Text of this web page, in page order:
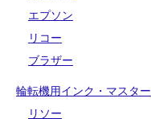
エプソン
リコー
ブラザー
輪転機用インク・マスター
リソー